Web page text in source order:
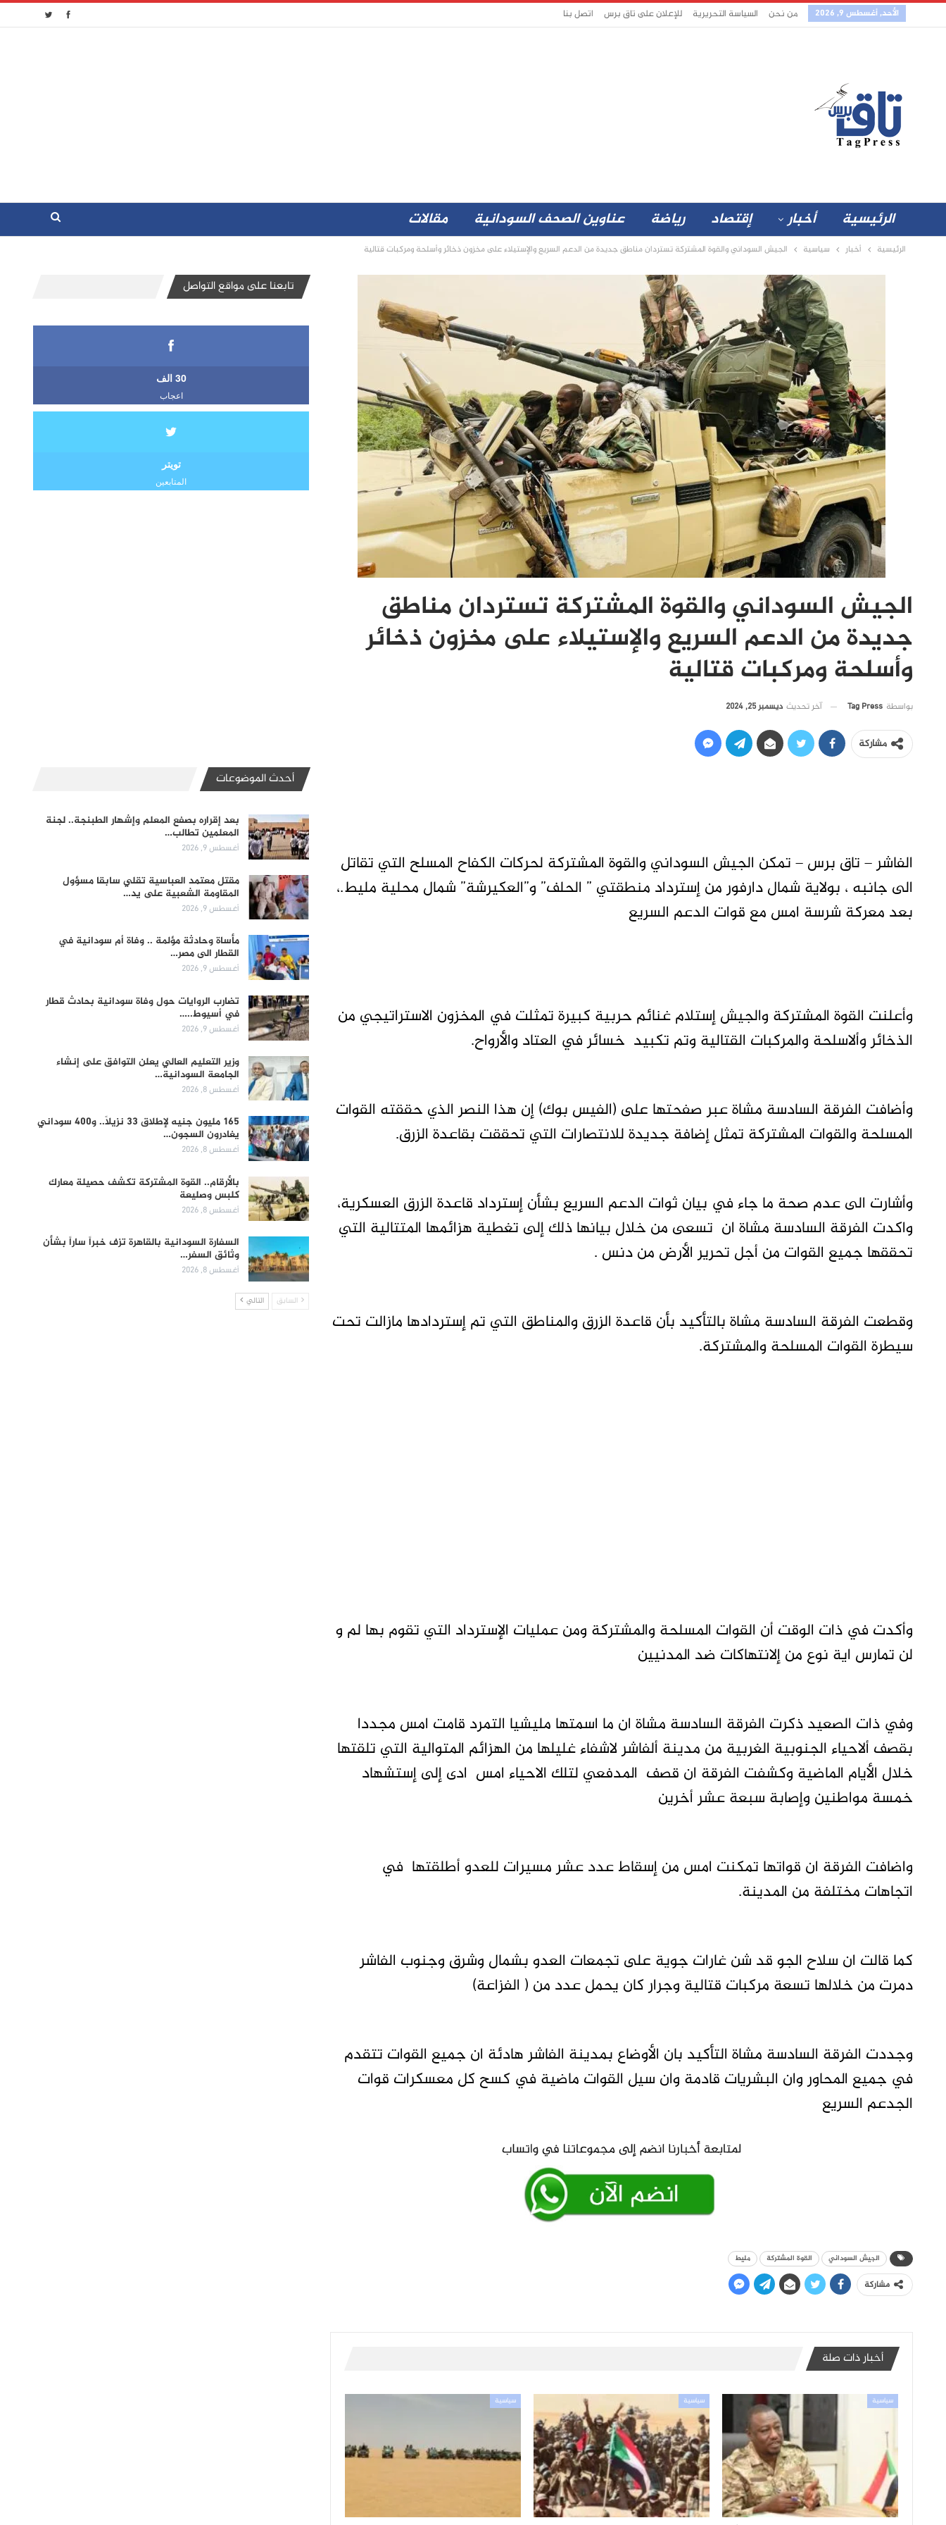
الأحد, أغسطس 9, 2026 من نحن السياسة التحريرية للإعلان على تاق برس اتصل بنا
الرئيسية أخبار إقتصاد رياضة عناوين الصحف السودانية مقالات
الرئيسية أخبار سياسية الجيش السوداني والقوة المشتركة تستردان مناطق جديدة من الدعم السريع والإستيلاء على مخزون ذخائر وأسلحة ومركبات قتالية
الجيش السوداني والقوة المشتركة تستردان مناطق
جديدة من الدعم السريع والإستيلاء على مخزون ذخائر
وأسلحة ومركبات قتالية
بواسطة Tag Press آخر تحديث ديسمبر 25, 2024
مشاركة
الفاشر – تاق برس – تمكن الجيش السوداني والقوة المشتركة لحركات الكفاح المسلح التي تقاتل
الى جانبه ، بولاية شمال دارفور من إسترداد منطقتي ” الحلف” و”العكيرشة” شمال محلية مليط.،
بعد معركة شرسة امس مع قوات الدعم السريع
وأعلنت القوة المشتركة والجيش إستلام غنائم حربية كبيرة تمثلت في المخزون الاستراتيجي من
الذخائر وألاسلحة والمركبات القتالية وتم تكبيد خسائر في العتاد والأرواح.
وأضافت الفرقة السادسة مشاة عبر صفحتها على (الفيس بوك) إن هذا النصر الذي حققته القوات
المسلحة والقوات المشتركة تمثل إضافة جديدة للانتصارات التي تحققت بقاعدة الزرق.
وأشارت الى عدم صحة ما جاء في بيان ثوات الدعم السريع بشأن إسترداد قاعدة الزرق العسكرية،
واكدت الفرقة السادسة مشاة ان تسعى من خلال بيانها ذلك إلى تغطية هزائمها المتتالية التي
تحققها جميع القوات من أجل تحرير الأرض من دنس .
وقطعت الفرقة السادسة مشاة بالتأكيد بأن قاعدة الزرق والمناطق التي تم إستردادها مازالت تحت
سيطرة القوات المسلحة والمشتركة.
وأكدت في ذات الوقت أن القوات المسلحة والمشتركة ومن عمليات الإسترداد التي تقوم بها لم و
لن تمارس اية نوع من إلانتهاكات ضد المدنيين
وفي ذات الصعيد ذكرت الفرقة السادسة مشاة ان ما اسمتها مليشيا التمرد قامت امس مجددا
بقصف ألاحياء الجنوبية الغربية من مدينة ألفاشر لاشفاء غليلها من الهزائم المتوالية التي تلقتها
خلال الأيام الماضية وكشفت الفرقة ان قصف المدفعي لتلك الاحياء امس ادى إلى إستشهاد
خمسة مواطنين وإصابة سبعة عشر أخرين
واضافت الفرقة ان قواتها تمكنت امس من إسقاط عدد عشر مسيرات للعدو أطلقتها في
اتجاهات مختلفة من المدينة.
كما قالت ان سلاح الجو قد شن غارات جوية على تجمعات العدو بشمال وشرق وجنوب الفاشر
دمرت من خلالها تسعة مركبات قتالية وجرار كان يحمل عدد من ( الفزاعة)
وجددت الفرقة السادسة مشاة التأكيد بان الأوضاع بمدينة الفاشر هادئة ان جميع القوات تتقدم
في جميع المحاور وان البشريات قادمة وان سيل القوات ماضية في كسح كل معسكرات قوات
الجدعم السريع
الجيش السوداني القوة المشتركة مليط
مشاركة
أخبار ذات صلة
سياسية سياسية سياسية
تابعنا على مواقع التواصل
30 الف
اعجاب
تويتر
المتابعين
أحدث الموضوعات
بعد إقراره بصفع المعلم وإشهار الطبنجة.. لجنة
المعلمين تطالب…
أغسطس 9, 2026
مقتل معتمد العباسية تقلي سابقا مسؤول
المقاومة الشعبية على يد…
أغسطس 9, 2026
مأساة وحادثة مؤلمة .. وفاة أم سودانية في
القطار الى مصر…
أغسطس 9, 2026
تضارب الروايات حول وفاة سودانية بحادث قطار
في أسيوط..…
أغسطس 9, 2026
وزير التعليم العالي يعلن التوافق على إنشاء
الجامعة السودانية…
أغسطس 8, 2026
165 مليون جنيه لإطلاق 33 نزيلاً.. و400 سوداني
يغادرون السجون…
أغسطس 8, 2026
بالأرقام.. القوة المشتركة تكشف حصيلة معارك
كلبس وصليعة
أغسطس 8, 2026
السفارة السودانية بالقاهرة تزف خبراً ساراً بشأن
وثائق السفر…
أغسطس 8, 2026
السابق التالي